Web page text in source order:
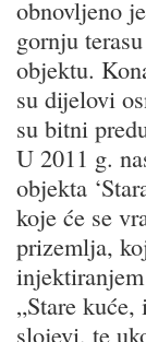
obnovljeno
gornju
objektu.
su dijelovi
su bitni
U 2011 g.
objekta
koje će se
prizemlja,
„Stare
slojevi, te